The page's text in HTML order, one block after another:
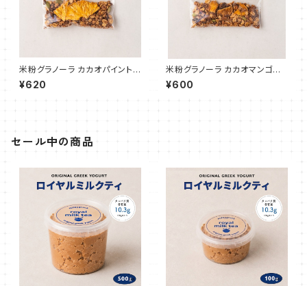
米粉グラノーラ カカオパイント
ロピカル 40g
¥620
米粉グラノーラ カカオマンゴー
トロピカル 40g
¥600
セール中の商品